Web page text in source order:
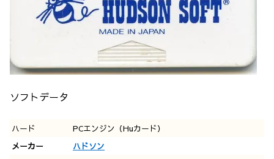
ソフトデータ
ハード
PCエンジン（Huカード）
メーカー
ハドソン